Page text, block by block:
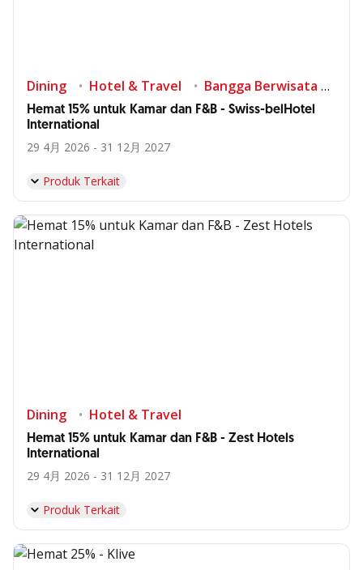
Dining Hotel & Travel Bangga Berwisata di Indonesia
Hemat 15% untuk Kamar dan F&B - Swiss-belHotel
International
29 4月 2026 - 31 12月 2027
Produk Terkait
Dining Hotel & Travel
Hemat 15% untuk Kamar dan F&B - Zest Hotels
International
29 4月 2026 - 31 12月 2027
Produk Terkait